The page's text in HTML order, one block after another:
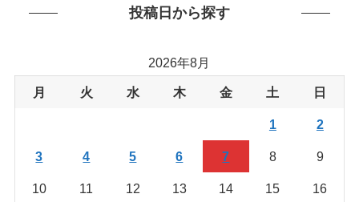
投稿日から探す
2026年8月
月 火 水 木 金 土 日
1 2
3 4 5 6 7 8 9
10 11 12 13 14 15 16